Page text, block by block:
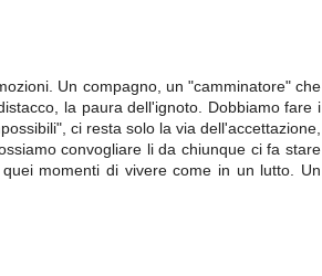
Un compagno, un "camminatore" che
la paura dell'ignoto. Dobbiamo fare i
ci resta solo la via dell'accettazione,
convogliare li da chiunque ci fa stare
momenti di vivere come in un lutto. Un